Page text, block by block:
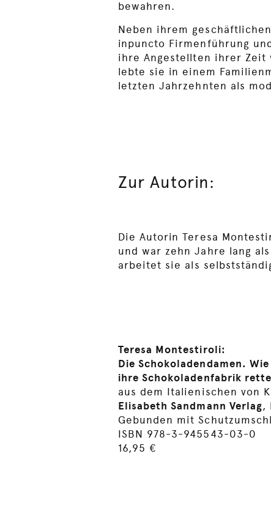
bewahren.
Neben ihrem
inpuncto Firmenführung
ihre Angestellten ihrer Zeit
lebte sie in einem
letzten Jahrzehnten als
Zur Autorin:
Die Autorin Teresa
und war zehn Jahre lang
arbeitet sie als
Teresa Montestiroli:
Die Schokoladendamen.
ihre Schokoladenfabrik
aus dem Italienischen von
Elisabeth Sandmann Verlag,
Gebunden mit
ISBN 978-3-945543-03-0
16,95 €